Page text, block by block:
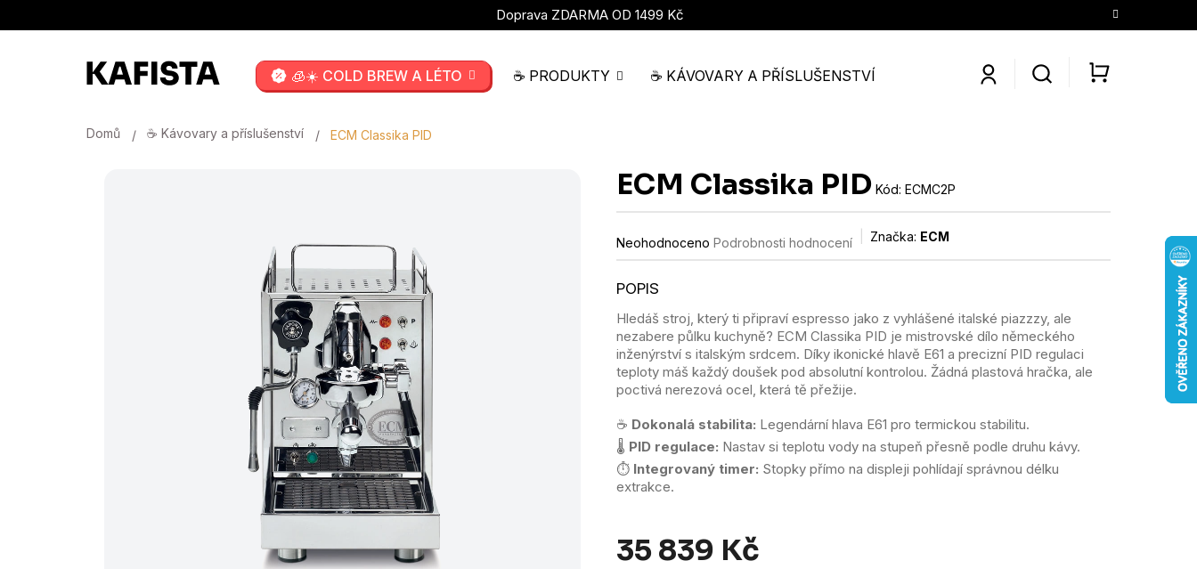
Doprava ZDARMA OD 1499 Kč
🧊☀️ COLD BREW A LÉTO ☕ PRODUKTY ☕ KÁVOVARY A PŘÍSLUŠENSTVÍ KONTAKTY O NÁS
Domů ☕ Kávovary a příslušenství ECM Classika PID
ECM Classika PID Kód: ECMC2P
Průměrné
hodnocení
je
z
5
hvězdiček.
Neohodnoceno Podrobnosti hodnocení Značka: ECM
Hledáš stroj, který ti připraví espresso jako z vyhlášené italské piazzzy, ale
nezabere půlku kuchyně? ECM Classika PID je mistrovské dílo německého
inženýrství s italským srdcem. Díky ikonické hlavě E61 a precizní PID regulaci
teploty máš každý doušek pod absolutní kontrolou. Žádná plastová hračka, ale
poctivá nerezová ocel, která tě přežije.
☕ Dokonalá stabilita: Legendární hlava E61 pro termickou stabilitu.
🌡️ PID regulace: Nastav si teplotu vody na stupeň přesně podle druhu kávy.
⏱️ Integrovaný timer: Stopky přímo na displeji pohlídají správnou délku
extrakce.
35 839 Kč